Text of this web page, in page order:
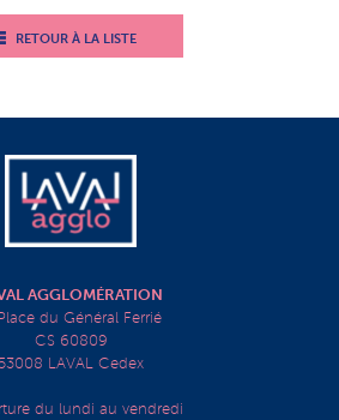
RETOUR À LA LISTE
AGGLOMÉRATION
du Général Ferrié
CS 60809
53008 LAVAL Cedex
du lundi au vendredi